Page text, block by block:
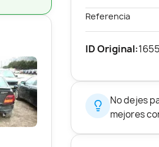
Referencia
ID Original:
No dejes
mejores